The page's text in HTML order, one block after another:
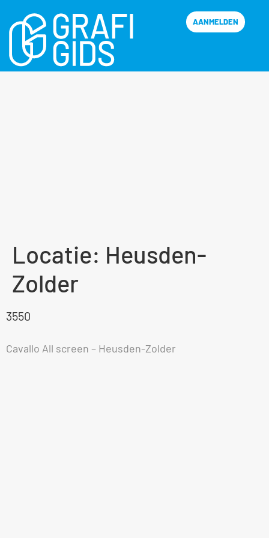
AANMELDEN
Locatie: Heusden-
Zolder
3550
Cavallo All screen – Heusden-Zolder